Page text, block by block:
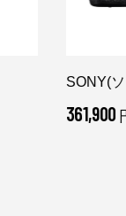
SONY(
361,900